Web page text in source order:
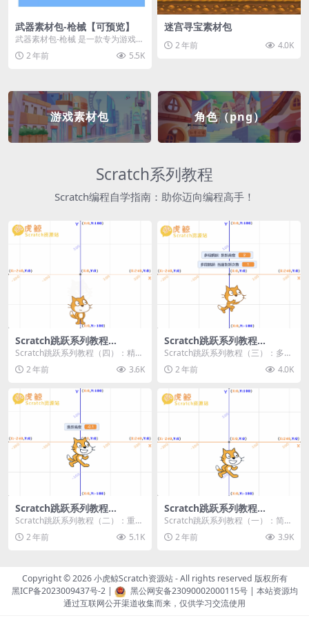
武器素材包-枪械【可预览】
武器素材包-枪械 是一款专为游戏开
发者和创作者设计的素材包，包含
多种高质量的枪械...
2 年前 5.5K
迷宫寻宝素材包
2 年前 4.0K
游戏素材包 角色（png）
Scratch系列教程
Scratch编程自学指南：助你迈向编程高手！
Scratch跳跃系列教程
（四）：精准着陆
Scratch跳跃系列教程（四）：精准
着陆 作者：小虎鲸Scratch资源站
... 2 年前 3.6K
Scratch跳跃系列教程
（三）：多段跳跃
Scratch跳跃系列教程（三）：多段
跳跃 作者：小虎鲸Scratch资源站
连...2 年前 4.0K
Scratch跳跃系列教程
（二）：重力跳跃
Scratch跳跃系列教程（二）：重力
跳跃 作者：小虎鲸Scratch资源站
按...2 年前 5.1K
Scratch跳跃系列教程
（一）：简单跳跃
Scratch跳跃系列教程（一）：简单
跳跃 作者：小虎鲸Scratch资源站
按...2 年前 3.9K
Copyright © 2026小虎鲸Scratch资源站- All rights reserved 版权所有
黑ICP备2023009437号-2| 黑公网安备23090002000115号| 本站资源均
通过互联网公开渠道收集而来，仅供学习交流使用